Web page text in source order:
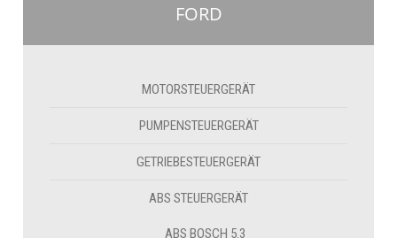
FORD
MOTORSTEUERGERÄT
PUMPENSTEUERGERÄT
GETRIEBESTEUERGERÄT
ABS STEUERGERÄT
ABS BOSCH 5.3